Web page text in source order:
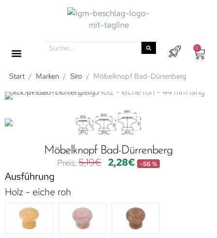
0
Start / Marken / Siro / Möbelknopf Bad-Dürrenberg
Möbelknopf Bad-Dürrenberg
5,19€ 2,28€ -56 %
Ausführung
Holz - eiche roh